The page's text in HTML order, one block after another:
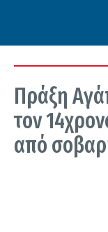
Πράξη
τον
από